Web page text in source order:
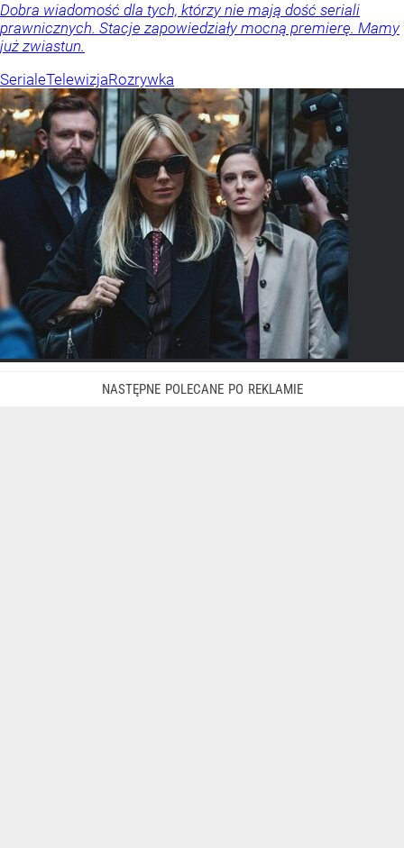
Dobra wiadomość dla tych, którzy nie mają dość seriali
prawnicznych. Stacje zapowiedziały mocną premierę. Mamy
już zwiastun.
SerialeTelewizjaRozrywka